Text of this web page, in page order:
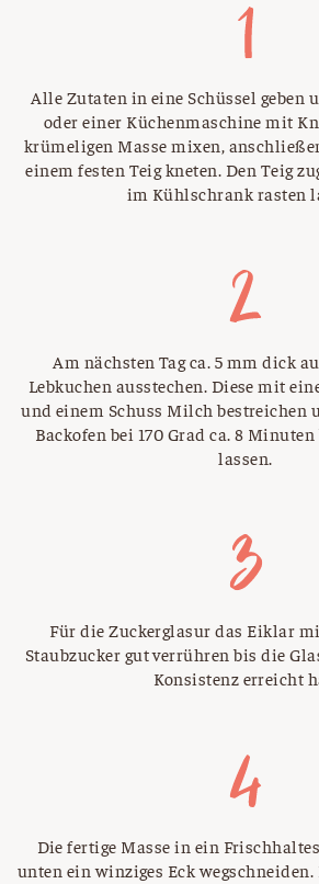
Alle Zutaten in eine Schüssel geben
oder einer Küchenmaschine mit
krümeligen Masse mixen,
einem festen Teig kneten. Den Teig
im Kühlschrank rasten
Am nächsten Tag ca. 5 mm dick
Lebkuchen ausstechen. Diese mit
und einem Schuss Milch bestreichen
Backofen bei 170 Grad ca. 8
lassen.
Für die Zuckerglasur das Eiklar
Staubzucker gut verrühren bis die
Konsistenz erreicht
Die fertige Masse in ein
unten ein winziges Eck wegschneiden.